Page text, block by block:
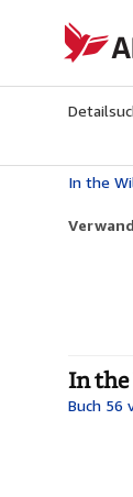
In the
In the
Buch 56